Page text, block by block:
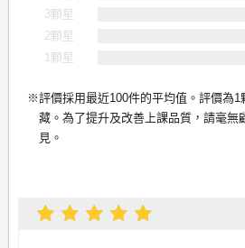
3顆星
2顆星
1顆星
評價採用最近100件的平均值。評價為
藏。為了提升及改善上課品質，請毫無
見。